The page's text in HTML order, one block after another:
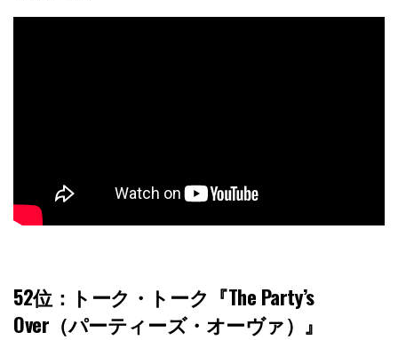
52位 ：トーク・トーク『The Party’s
Over（パーティーズ・オーヴァ）』